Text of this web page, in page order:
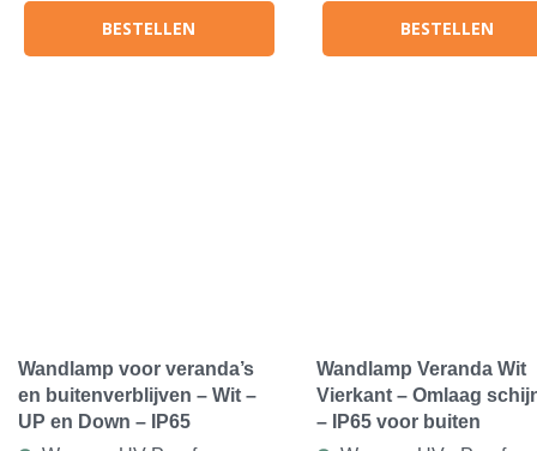
BESTELLEN BESTELLEN
Wandlamp voor veranda’s
en buitenverblijven – Wit –
UP en Down – IP65
Wandlamp Veranda Wit
Vierkant – Omlaag
– IP65 voor buiten